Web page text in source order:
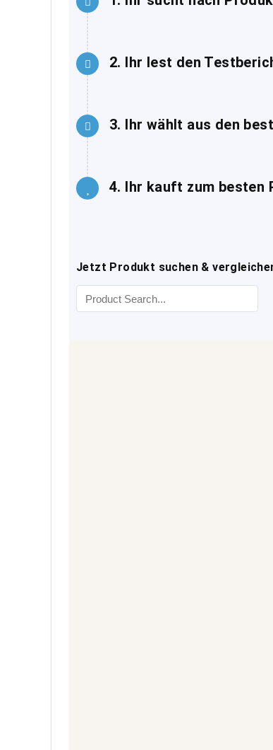
2. Ihr lest den
3. Ihr wählt aus den
4. Ihr kauft zum besten
Jetzt Produkt suchen &